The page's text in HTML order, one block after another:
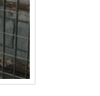
sua